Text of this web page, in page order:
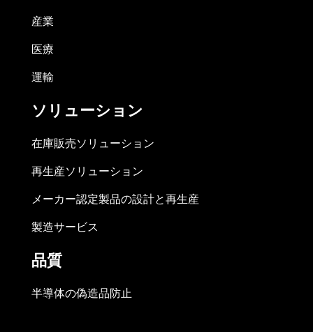
産業
医療
運輸
ソリューション
在庫販売ソリューション
再生産ソリューション
メーカー認定製品の設計と再生産
製造サービス
品質
半導体の偽造品防止